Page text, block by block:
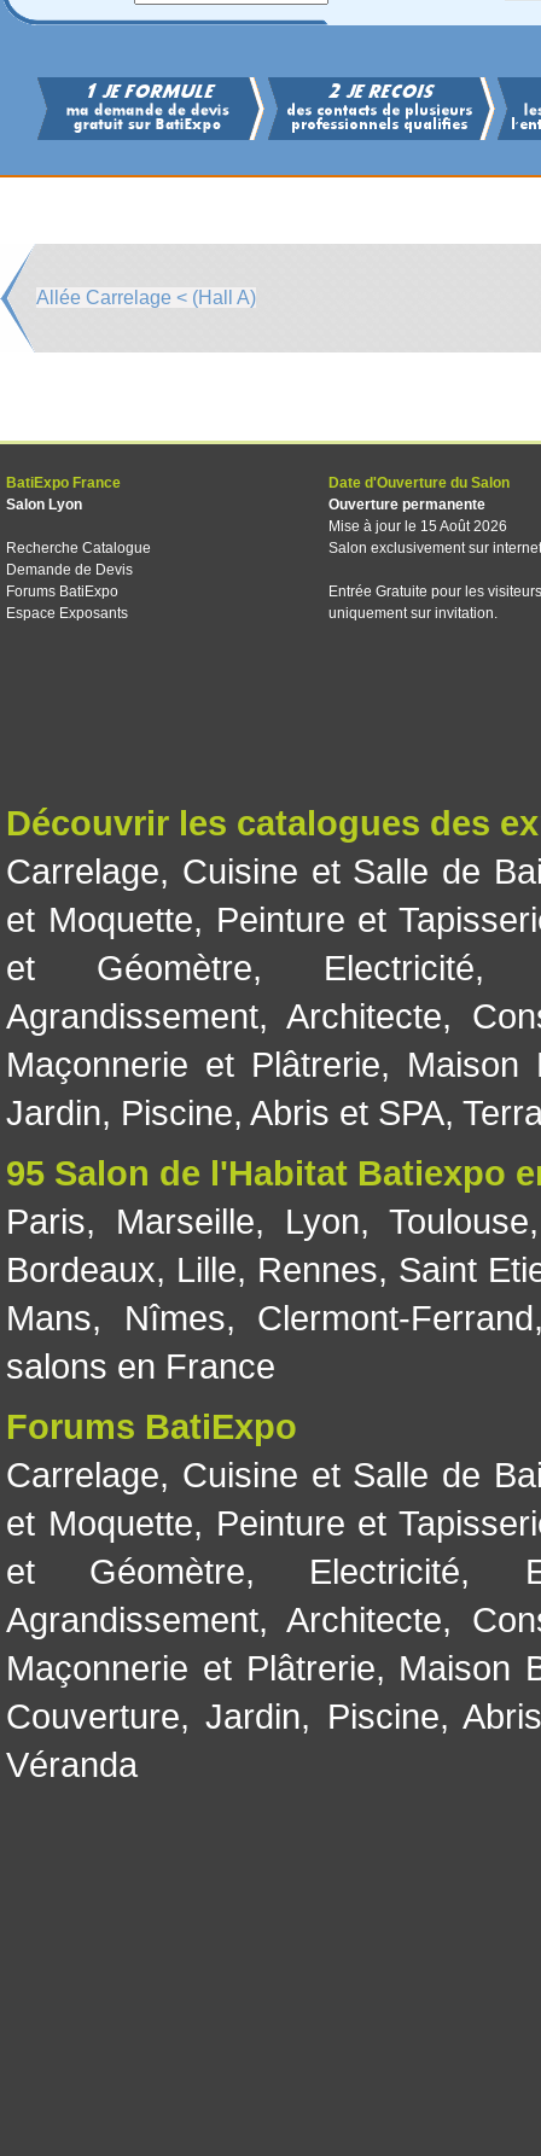
Allée Carrelage < (Hall A)
BatiExpo France
Salon Lyon
Recherche Catalogue
Demande de Devis
Forums BatiExpo
Espace Exposants
Date d'Ouverture du Salon
Ouverture permanente
Mise à jour le 15 Août 2026
Salon exclusivement sur internet
Entrée Gratuite pour les visiteurs
uniquement sur invitation.
Découvrir les catalogues des
Carrelage, Cuisine et Salle de
et Moquette, Peinture et
et Géomètre, Electricité
Agrandissement, Architecte,
Maçonnerie et Plâtrerie, Maison
Jardin, Piscine, Abris et SPA,
95 Salon de l'Habitat Batiexpo
Paris, Marseille, Lyon, Toulouse
Bordeaux, Lille, Rennes, Saint
Mans, Nîmes, Clermont-Ferrand
salons en France
Forums BatiExpo
Carrelage, Cuisine et Salle de
et Moquette, Peinture et
et Géomètre, Electricité,
Agrandissement, Architecte,
Maçonnerie et Plâtrerie, Maison
Couverture,Jardin, Piscine,
Véranda